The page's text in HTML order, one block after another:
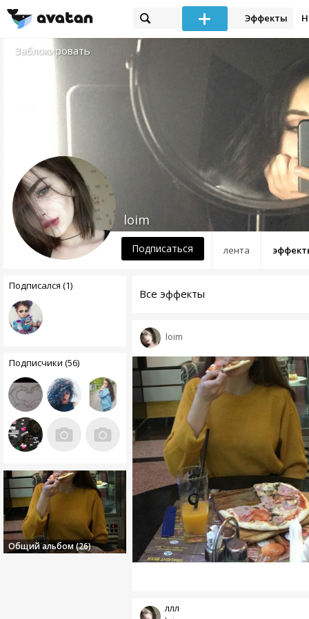
Эффекты
Заблокировать
лента
loim
Подписаться
Подписался (1)
Подписчики (56)
Общий альбом (26)
Все эффекты
loim
ллл